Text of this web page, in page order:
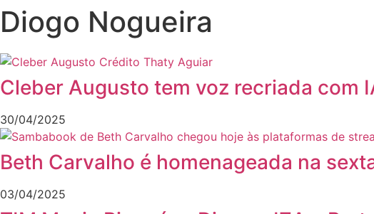
Diogo Nogueira
Cleber Augusto tem voz recriada com
30/04/2025
Beth Carvalho é homenageada na
03/04/2025